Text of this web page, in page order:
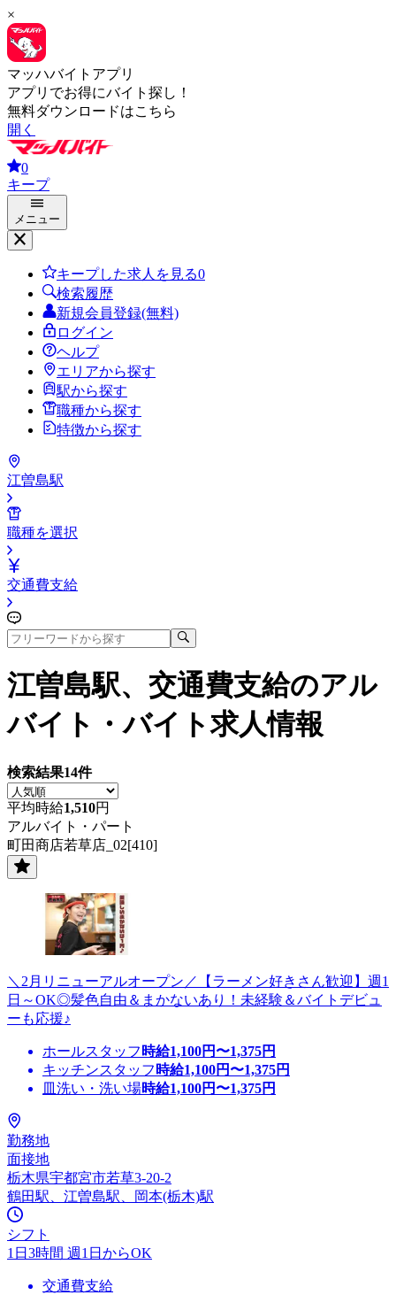
×
マッハバイトアプリ
アプリでお得にバイト探し！
無料ダウンロードはこちら
開く
0
キープ
メニュー
キープした求人を見る0
検索履歴
新規会員登録(無料)
ログイン
ヘルプ
エリアから探す
駅から探す
職種から探す
特徴から探す
江曽島駅
職種を選択
交通費支給
江曽島駅、交通費支給のアル
バイト・バイト求人情報
検索結果14件
平均時給1,510円
アルバイト・パート
町田商店若草店_02[410]
＼2月リニューアルオープン／【ラーメン好きさん歓迎】週1
日～OK◎髪色自由＆まかないあり！未経験＆バイトデビュ
ーも応援♪
ホールスタッフ 時給1,100円〜1,375円
キッチンスタッフ 時給1,100円〜1,375円
皿洗い・洗い場時給1,100円〜1,375円
勤務地
面接地
栃木県宇都宮市若草3-20-2
鶴田駅、江曽島駅、岡本(栃木)駅
シフト
1日3時間 週1日からOK
交通費支給